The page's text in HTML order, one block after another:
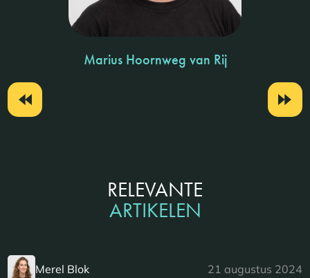
Marius Hoornweg van Rij
RELEVANTE
ARTIKELEN
Merel Blok 21 augustus 2024